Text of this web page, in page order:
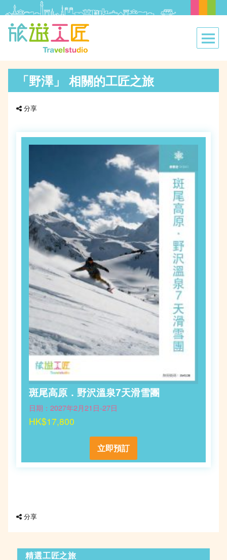
「野澤」 相關的工匠之旅
分享
斑尾高原．野沢溫泉7天滑雪團
日期：2027年2月21日-27日
HK$17,800
立即預訂
分享
精選工匠之旅